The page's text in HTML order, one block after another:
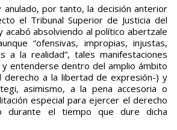
anulado, por tanto, la decisión anterior
el Tribunal Superior de Justicia del
acabó absolviendo al político abertzale
“ofensivas, impropias, injustas,
a la realidad”, tales manifestaciones
y entenderse dentro del amplio ámbito
derecho a la libertad de expresión-) y
asimismo, a la pena accesoria o
especial para ejercer el derecho
durante el tiempo que dure dicha